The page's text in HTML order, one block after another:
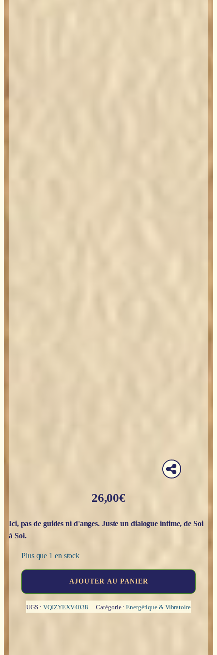
26,00€
Ici, pas de guides ni d'anges. Juste un dialogue intime, de Soi
à Soi.
Plus que 1 en stock
du
chemin
AJOUTER AU PANIER
UGS : VQJZYEXV4038 Catégorie :Energétique & Vibratoire